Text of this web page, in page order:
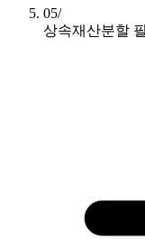
05/
상속재산분할